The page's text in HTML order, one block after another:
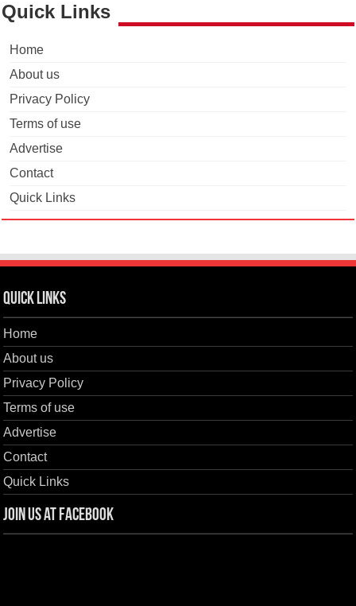
Quick Links
Home
About us
Privacy Policy
Terms of use
Advertise
Contact
Quick Links
Quick Links
Home
About us
Privacy Policy
Terms of use
Advertise
Contact
Quick Links
Join us at Facebook